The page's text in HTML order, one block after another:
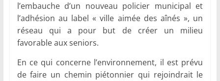
l’embauche d’un nouveau policier municipal et
l’adhésion au label « ville aimée des aînés », un
réseau qui a pour but de créer un milieu
favorable aux seniors.
En ce qui concerne l’environnement, il est prévu
de faire un chemin piétonnier qui rejoindrait le